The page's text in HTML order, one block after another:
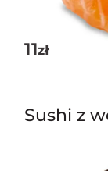
11zł
Sushi z